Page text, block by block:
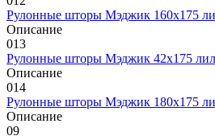
Рулонные шторы Мэджик 160х175
Описание
013
Рулонные шторы Мэджик 42х175
Описание
014
Рулонные шторы Мэджик 180х175
Описание
09